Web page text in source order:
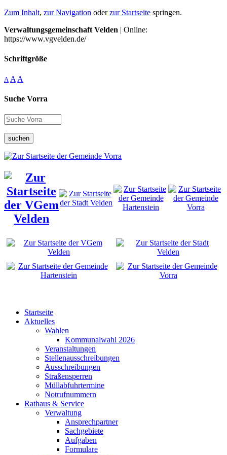
Zum Inhalt, zur Navigation oderzur Startseite springen.
Verwaltungsgemeinschaft Velden | Online:
https://www.vgvelden.de/
Schriftgröße
A A A
Suche Vorra
suchen
Startseite
Aktuelles
Wahlen
Kommunalwahl 2026
Veranstaltungen
Stellenausschreibungen
Ausschreibungen
Straßensperren
Müllabfuhrtermine
Notrufnummern
Rathaus & Service
Verwaltung
Ansprechpartner
Sachgebiete
Aufgaben
Formulare